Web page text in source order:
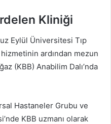
Kliniği
Eylül Üniversitesi Tıp
ardından mezun
(KBB) Anabilim Dalı’nda
Hastaneler Grubu ve
KBB uzmanı olarak